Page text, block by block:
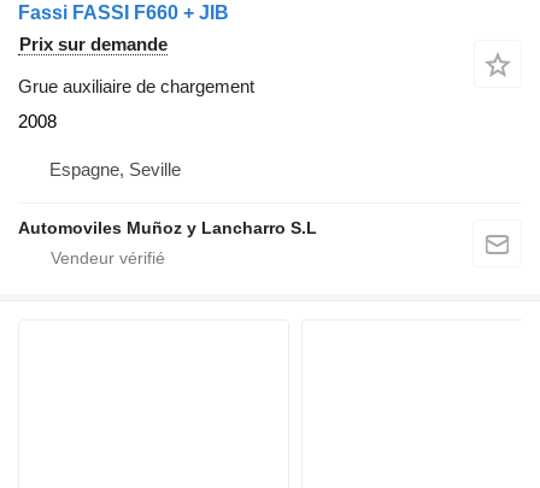
Fassi FASSI F660 + JIB
Prix sur demande
Grue auxiliaire de chargement
2008
Espagne, Seville
Automoviles Muñoz y Lancharro S.L